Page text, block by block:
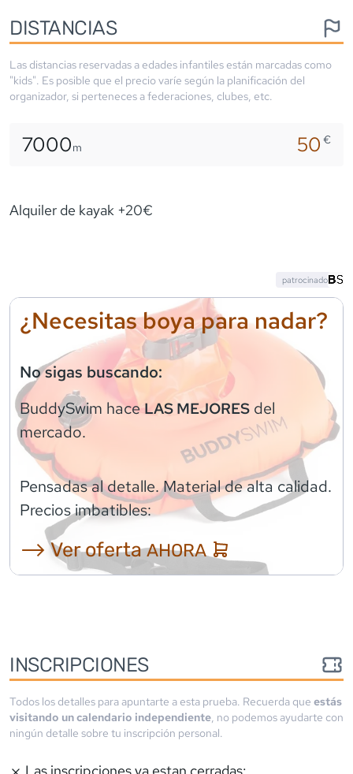
DISTANCIAS
Las distancias reservadas a edades infantiles están marcadas como
"kids". Es posible que el precio varíe según la planificación del
organizador, si perteneces a federaciones, clubes, etc.
7000m 50€
Alquiler de kayak +20€
¿Necesitas boya para nadar?
No sigas buscando:
BuddySwim haceLAS MEJORES del
mercado.
Pensadas al detalle. Material de alta calidad.
Precios imbatibles:
⟶ Ver ofertaAHORA
patrocinado
INSCRIPCIONES
Todos los detalles para apuntarte a esta prueba. Recuerda que estás
visitando un calendario independiente, no podemos ayudarte con
ningún detalle sobre tu inscripción personal.
Las inscripciones ya estan cerradas: